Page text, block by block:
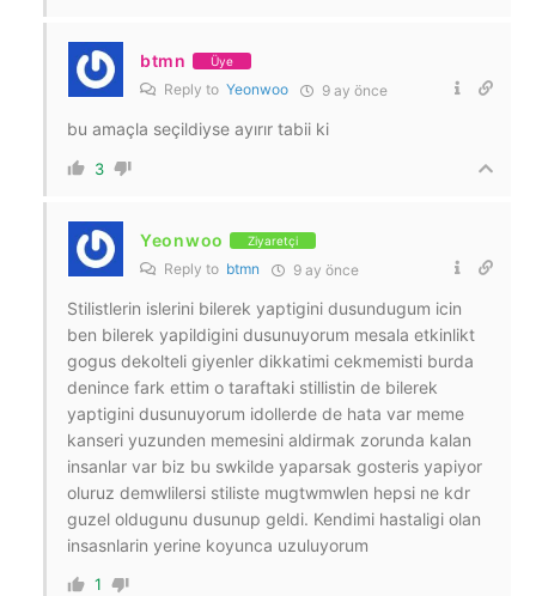
btmn Üye
Reply to Yeonwoo 9 ay önce
bu amaçla seçildiyse ayırır tabii ki
3
Yeonwoo Ziyaretçi
Reply to btmn 9 ay önce
Stilistlerin islerini bilerek yaptigini dusundugum icin
ben bilerek yapildigini dusunuyorum mesala etkinlikt
gogus dekolteli giyenler dikkatimi cekmemisti burda
denince fark ettim o taraftaki stillistin de bilerek
yaptigini dusunuyorum idollerde de hata var meme
kanseri yuzunden memesini aldirmak zorunda kalan
insanlar var biz bu swkilde yaparsak gosteris yapiyor
oluruz demwlilersi stiliste mugtwmwlen hepsi ne kdr
guzel oldugunu dusunup geldi. Kendimi hastaligi olan
insasnlarin yerine koyunca uzuluyorum
1